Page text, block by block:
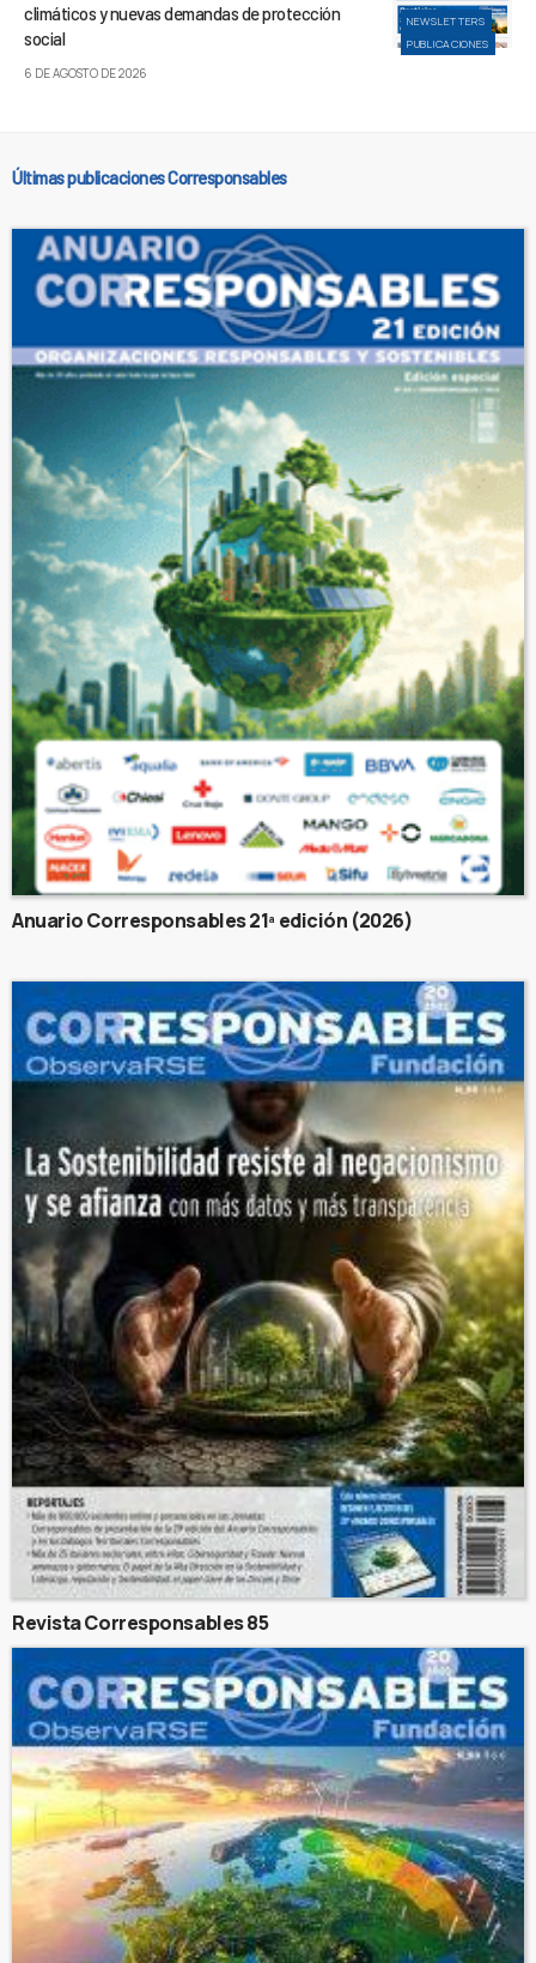
NEWSLETTERS
PUBLICACIONES
climáticos y nuevas demandas de protección
social
6 DE AGOSTO DE 2026
Últimas publicaciones Corresponsables
Anuario Corresponsables 21ª edición (2026)
Revista Corresponsables 85